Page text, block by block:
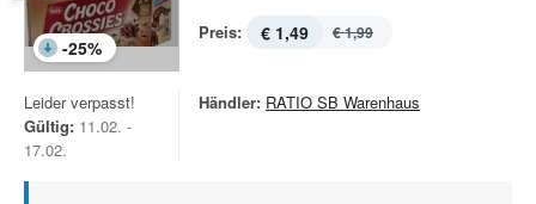
-25%
Preis: € 1,49 € 1,99
Leider verpasst!
Gültig: 11.02. -
17.02.
Händler: RATIO SB Warenhaus